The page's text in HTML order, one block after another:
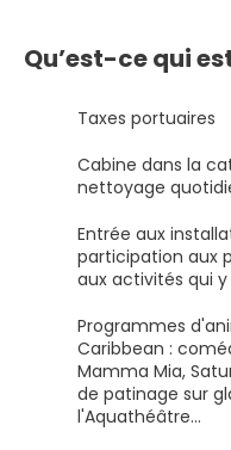
Qu’est-ce qui
Taxes portuaires
Cabine dans la
nettoyage
Entrée aux
participation aux
aux activités qui y
Programmes
Caribbean :
Mamma Mia,
de patinage sur
l'Aquathéâtre...